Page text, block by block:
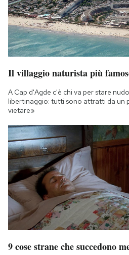
Il villaggio naturista più
A Cap d'Agde c'è chi va per stare
libertinaggio: tutti sono attratti da un
vietare»
9 cose strane che succedono